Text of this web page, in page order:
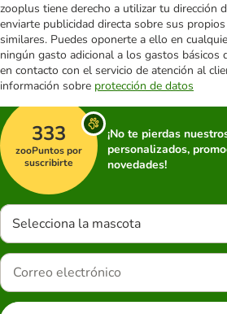
zooplus tiene derecho a utilizar tu dirección
enviarte publicidad directa sobre sus
similares. Puedes oponerte a ello en
ningún gasto adicional a los gastos básicos
en contacto con el servicio de atención al
información sobre protección de datos
333
zooPuntos por
suscribirte
¡No te pierdas
personalizados,
novedades!
Selecciona la mascota